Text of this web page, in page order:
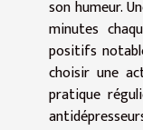
son humeur.
minutes
positifs
choisir une
pratique